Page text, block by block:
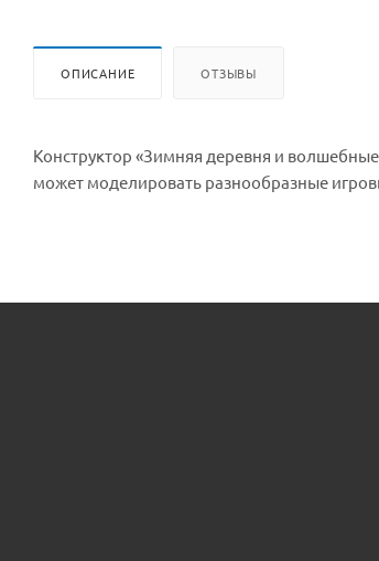
ОПИСАНИЕ ОТЗЫВЫ
Конструктор «Зимняя деревня и
может моделировать разнообразные